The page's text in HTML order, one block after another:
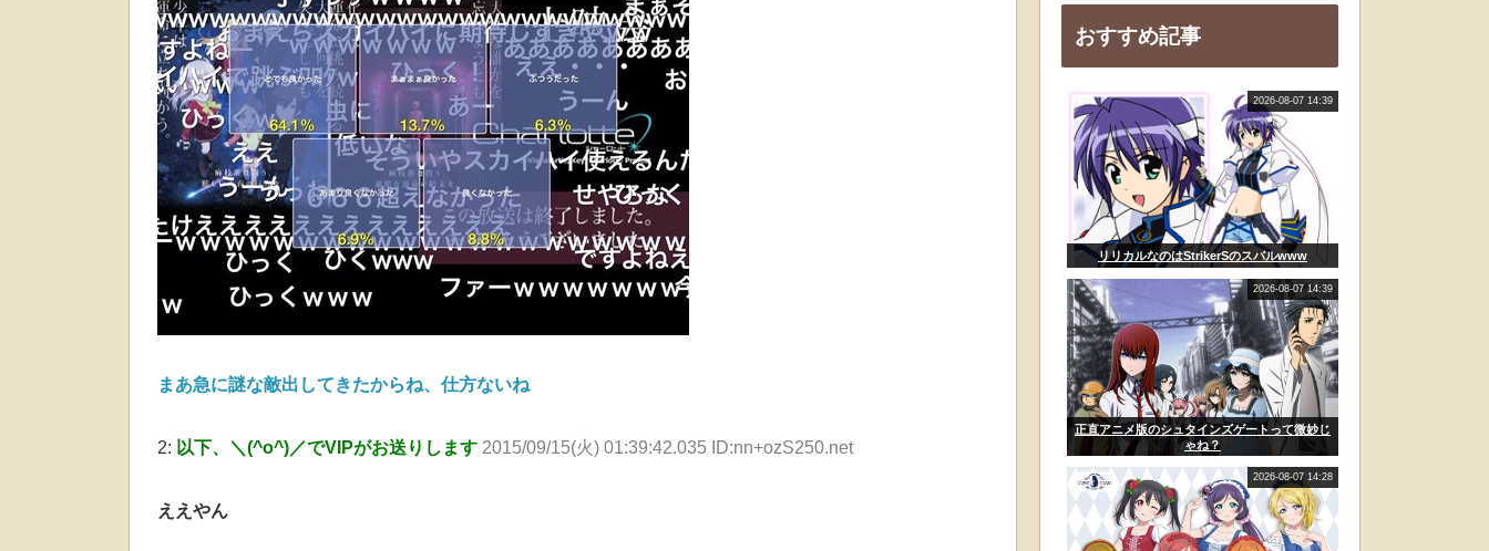
まあ急に謎な敵出してきたからね、仕方ないね
2: 以下、＼(^o^)／でVIPがお送りします 2015/09/15(火) 01:39:42.035 ID:nn+ozS250.net
ええやん
おすすめ記事
リリカルなのはStrikerSのスバルwww
2026-08-07 14:39
正直アニメ版のシュタインズゲートって微妙じ
ゃね？
2026-08-07 14:39
2026-08-07 14:28